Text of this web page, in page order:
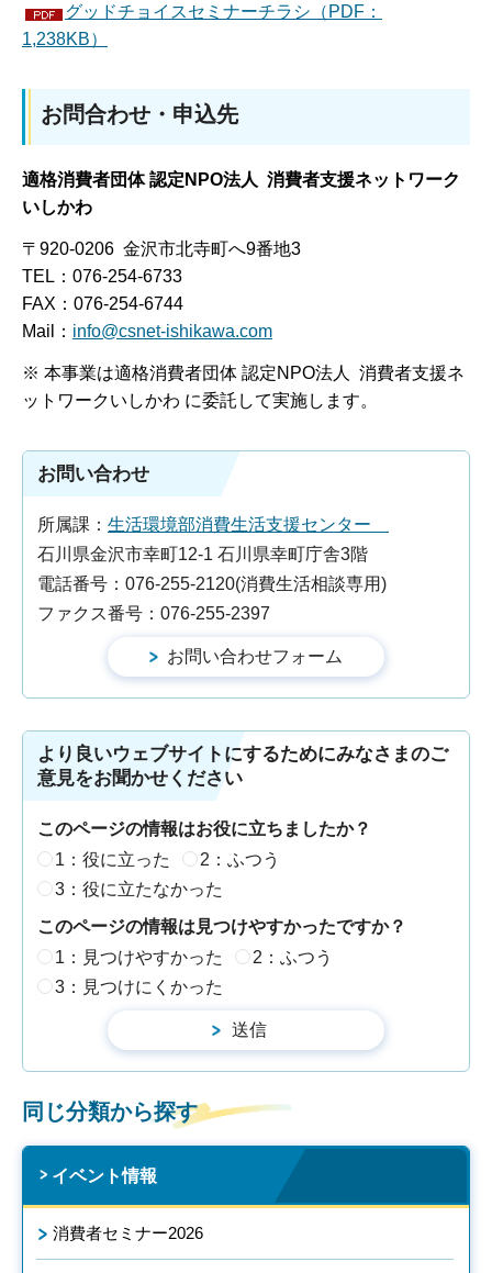
グッドチョイスセミナーチラシ（PDF：
1,238KB）
お問合わせ・申込先
適格消費者団体 認定NPO法人 消費者支援ネットワーク
いしかわ
〒920-0206 金沢市北寺町へ9番地3
TEL：076-254-6733
FAX：076-254-6744
Mail： info@csnet-ishikawa.com
※ 本事業は適格消費者団体 認定NPO法人 消費者支援ネ
ットワークいしかわ に委託して実施します。
お問い合わせ
所属課： 生活環境部消費生活支援センター
石川県金沢市幸町12-1 石川県幸町庁舎3階
電話番号：076-255-2120(消費生活相談専用)
ファクス番号：076-255-2397
より良いウェブサイトにするためにみなさまのご
意見をお聞かせください
このページの情報はお役に立ちましたか？
1：役に立った
2：ふつう
3：役に立たなかった
このページの情報は見つけやすかったですか？
1：見つけやすかった
2：ふつう
3：見つけにくかった
同じ分類から探す
イベント情報
消費者セミナー2026